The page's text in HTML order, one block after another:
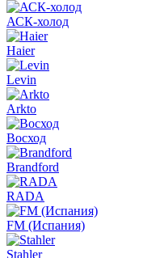
АСК-холод
Haier
Levin
Arkto
Восход
Brandford
RADA
FM (Испания)
Stahler